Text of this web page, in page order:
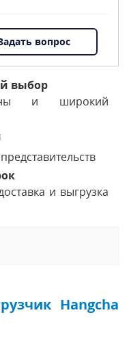
вопрос
выбор
и широкий
и выгрузка
Hangcha